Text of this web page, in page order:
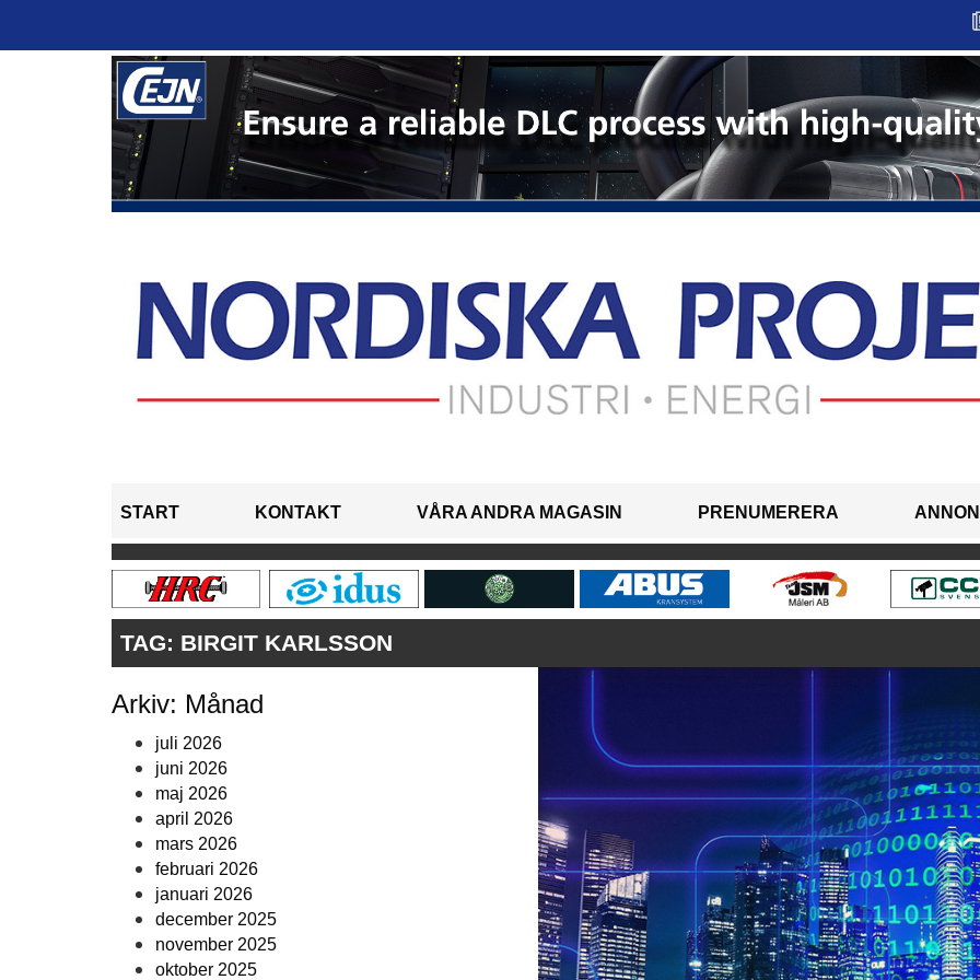
START KONTAKT VÅRA ANDRA MAGASIN PRENUMERERA
TAG: BIRGIT KARLSSON
Arkiv: Månad
juli 2026
juni 2026
maj 2026
april 2026
mars 2026
februari 2026
januari 2026
december 2025
november 2025
oktober 2025